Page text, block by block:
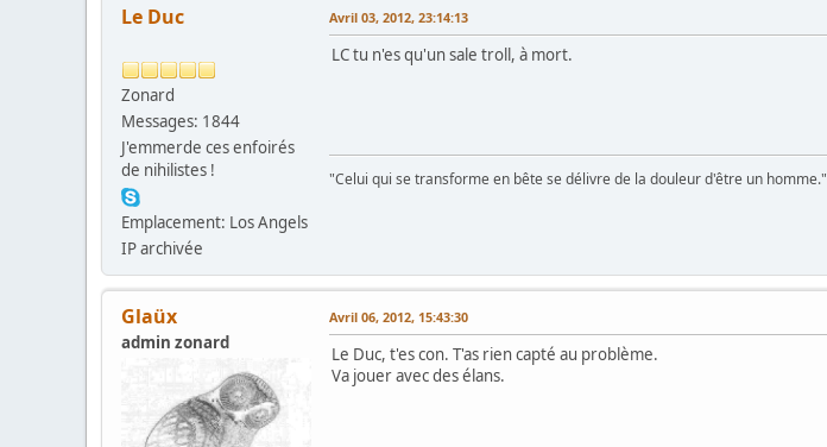
Le Duc
Zonard
Messages: 1844
J'emmerde ces enfoirés
de nihilistes !
Emplacement: Los Angels
IP archivée
Avril 03, 2012, 23:14:13
LC tu n'es qu'un sale troll, à mort.
"Celui qui se transforme en bête se délivre de la douleur d'être un homme."
Glaüx
admin zonard
Avril 06, 2012, 15:43:30
Le Duc, t'es con. T'as rien capté au problème.
Va jouer avec des élans.